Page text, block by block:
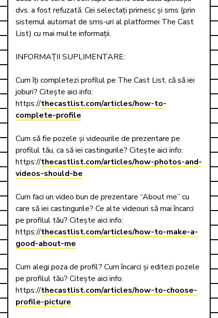
dvs. a fost refuzată. Cei selectați primesc și sms (prin
sistemul automat de sms-uri al platformei The Cast
List) cu mai multe informații.
INFORMAȚII SUPLIMENTARE:
Cum îți completezi profilul pe The Cast List, că să iei
joburi? Citește aici info:
https://thecastlist.com/articles/how-to-
complete-profile
Cum să fie pozele și videourile de prezentare pe
profilul tău, ca să iei castingurile? Citește aici info:
https://thecastlist.com/articles/how-photos-and-
videos-should-be
Cum faci un video bun de prezentare “About me” cu
care să iei castingurile? Ce alte videouri să mai încarci
pe profilul tău? Citește aici info:
https://thecastlist.com/articles/how-to-make-a-
good-about-me
Cum alegi poza de profil? Cum încarci și editezi pozele
pe profilul tău? Citește aici info:
https://thecastlist.com/articles/how-to-choose-
profile-picture